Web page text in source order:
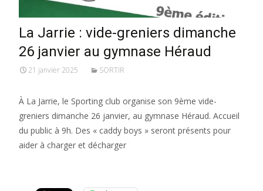
La Jarrie : vide-greniers dimanche
26 janvier au gymnase Héraud
21 janvier 2025 SORTIR
À La Jarrie, le Sporting club organise son 9ème vide-
greniers dimanche 26 janvier, au gymnase Héraud. Accueil
du public à 9h. Des « caddy boys » seront présents pour
aider à charger et décharger